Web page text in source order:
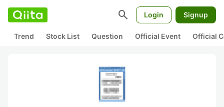
search Login Signup
Trend Stock List Question Official Event Official